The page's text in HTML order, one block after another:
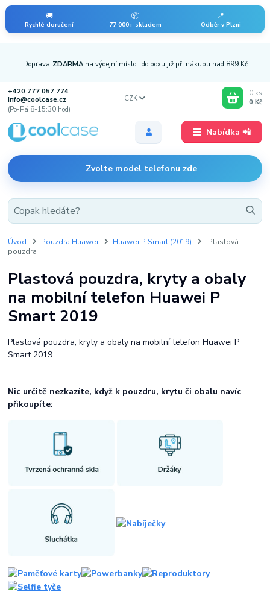
🚚
Rychlé doručení
📦
77 000+ skladem
📍
Odběr v Plzni
Nabídka 📲
Doprava ZDARMA na výdejní místo i do boxu již při nákupu nad 899 Kč
+420 777 057 774
info@coolcase.cz
(Po-Pá 8-15:30 hod)
Zvolte model telefonu zde
CZK
0 ks
0 Kč
Úvod Pouzdra Huawei Huawei P Smart (2019)
Plastová
pouzdra
Plastová pouzdra, kryty a obaly
na mobilní telefon Huawei P
Smart 2019
Plastová pouzdra, kryty a obaly na mobilní telefon Huawei P
Smart 2019
Nic určitě nezkazíte, když k pouzdru, krytu či obalu navíc
přikoupíte: